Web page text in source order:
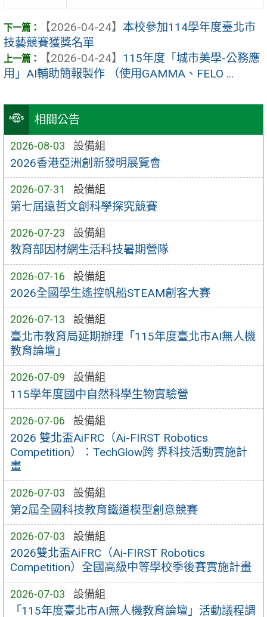
相關公告
2026-08-03 設備組
2026香港亞洲創新發明展覽會
2026-07-31 設備組
第七屆遠哲文創科學探究競賽
2026-07-23 設備組
教育部因材網生活科技暑期營隊
2026-07-16 設備組
2026全國學生遙控帆船STEAM創客大賽
2026-07-13 設備組
臺北市教育局延期辦理「115年度臺北市AI無人機
教育論壇」
2026-07-09 設備組
115學年度國中自然科學生物實驗營
2026-07-06 設備組
2026 雙北盃AiFRC（Ai-FIRST Robotics
Competition）：TechGlow跨 界科技活動實施計
畫
2026-07-03 設備組
第2屆全國科技教育鐵道模型創意競賽
2026-07-03 設備組
2026雙北盃AiFRC（Ai-FIRST Robotics
Competition）全國高級中等學校季後賽實施計畫
2026-07-03 設備組
「115年度臺北市AI無人機教育論壇」活動議程調
【2026-04-24】 本校參加114學年度臺北市
技藝競賽獲獎名單
【2026-04-24】 115年度「城市美學-公務應
用」AI輔助簡報製作 （使用GAMMA、FELO ...